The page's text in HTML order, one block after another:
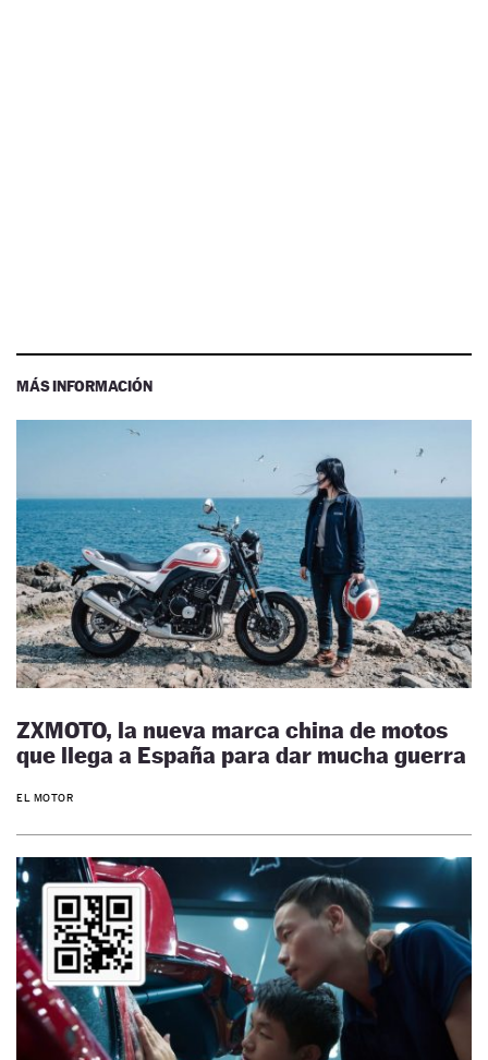
MÁS INFORMACIÓN
ZXMOTO, la nueva marca china de motos
que llega a España para dar mucha guerra
EL MOTOR